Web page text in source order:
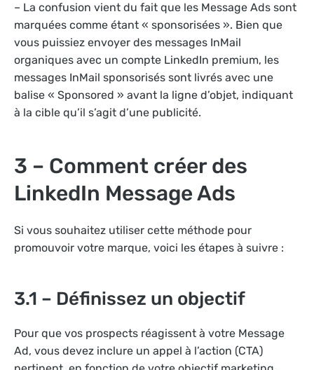
– La confusion vient du fait que les Message Ads sont
marquées comme étant « sponsorisées ». Bien que
vous puissiez envoyer des messages InMail
organiques avec un compte LinkedIn premium, les
messages InMail sponsorisés sont livrés avec une
balise « Sponsored » avant la ligne d’objet, indiquant
à la cible qu’il s’agit d’une publicité.
3 – Comment créer des
LinkedIn Message Ads
Si vous souhaitez utiliser cette méthode pour
promouvoir votre marque, voici les étapes à suivre :
3.1 – Définissez un objectif
Pour que vos prospects réagissent à votre Message
Ad, vous devez inclure un appel à l’action (CTA)